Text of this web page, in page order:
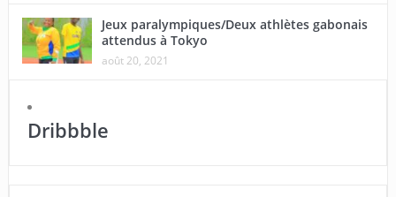
Jeux paralympiques/Deux athlètes gabonais
attendus à Tokyo
août 20, 2021
Dribbble